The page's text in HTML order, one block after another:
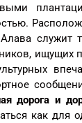
служит
ищущих
дорога и
как для